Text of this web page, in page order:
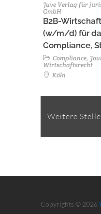
Juve Verlag für
GmbH
B2B-
(w/m/d) für
Compliance,
Compliance,
Wirtschaftsrecht
Köln
Weitere
Copyrights © 2026